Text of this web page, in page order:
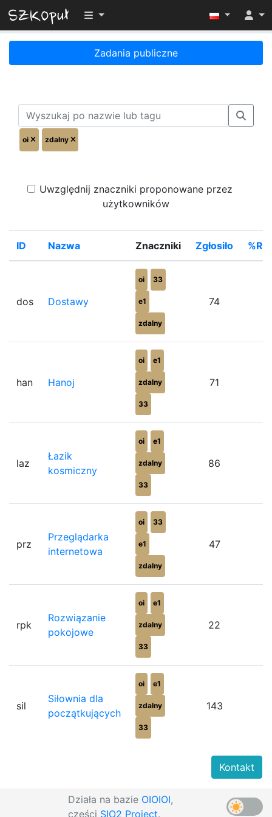
Przełącz widoczność menu
Zadania publiczne
oi zdalny
Uwzględnij znaczniki proponowane przez
użytkowników
ID Nazwa Znaczniki Zgłosiło
dos Dostawy
oi 33
e1
zdalny
74
han Hanoj
oi e1
zdalny
33
71
laz
Łazik
kosmiczny
oi e1
zdalny
33
86
prz
Przeglądarka
internetowa
oi 33
e1
zdalny
47
rpk
Rozwiązanie
pokojowe
oi e1
zdalny
33
22
sil
Siłownia dla
początkujących
oi e1
zdalny
33
143
Działa na bazie OIOIOI,
części SIO2 Project.
Kontakt